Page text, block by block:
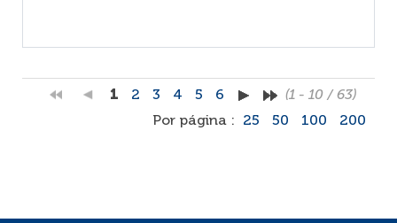
1 2 3 4 5 6
(1 - 10 / 63)
Por página :
25 50 100 200